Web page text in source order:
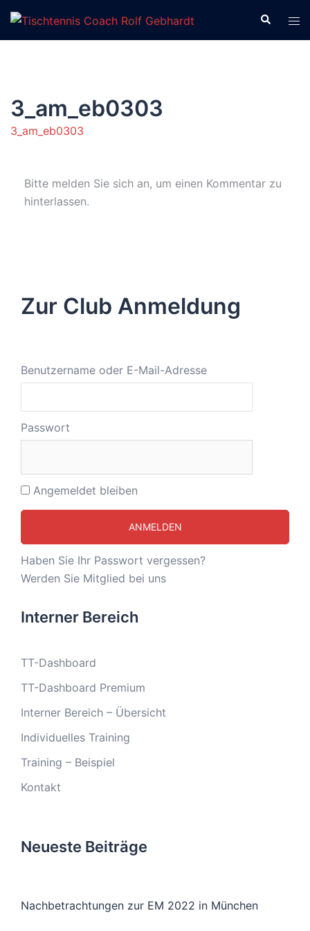
Zum
Inhalt
springen
Suche
3_am_eb0303
3_am_eb0303
Bitte melden Sie sich an, um einen Kommentar zu
hinterlassen.
Zur Club Anmeldung
Benutzername oder E-Mail-Adresse
Passwort
Angemeldet bleiben
Haben Sie Ihr Passwort vergessen?
Werden Sie Mitglied bei uns
Interner Bereich
TT-Dashboard
TT-Dashboard Premium
Interner Bereich – Übersicht
Individuelles Training
Training – Beispiel
Kontakt
Neueste Beiträge
Nachbetrachtungen zur EM 2022 in München